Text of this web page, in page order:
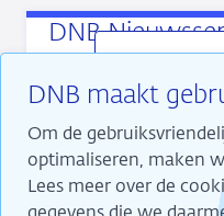
DNB
Onze laatste
ontvangen? Dat kan
U kiest zelf welke
vaak.
DNB maakt
Om de
optimaliseren, maken
Lees meer over de
RSS